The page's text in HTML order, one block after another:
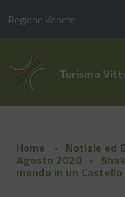
Regione Veneto
Turismo
Home Notizie ed
Agosto 2020
mondo in un Castello